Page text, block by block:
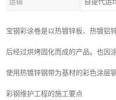
运输 自提代运
宝钢彩涂卷是以热镀锌板、热镀铝
后经过烘烤固化而成的产品。也因
使用热镀锌钢带为基材的彩色涂层
彩钢维护工程的施工要点